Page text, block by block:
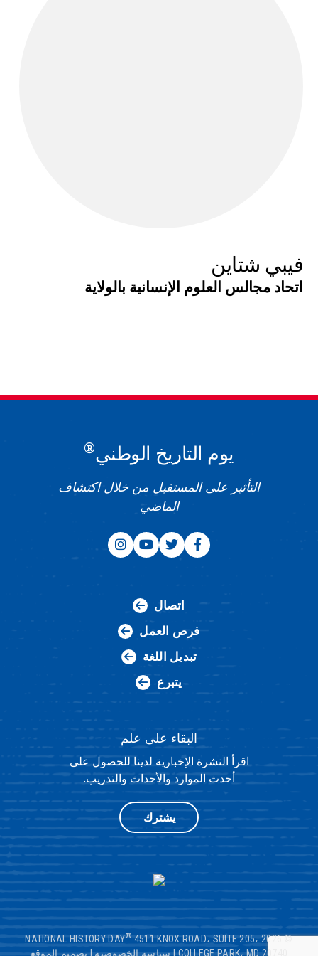
فيبي شتاين
اتحاد مجالس العلوم الإنسانية بالولاية
يوم التاريخ الوطني®
التأثير على المستقبل من خلال اكتشاف
الماضي
اتصال
فرص العمل
تبديل اللغة
يتبرع
البقاء على علم
اقرأ النشرة الإخبارية لدينا للحصول على
أحدث الموارد والأحداث والتدريب.
يشترك
© 2026 NATIONAL HISTORY DAY
® 4511 KNOX ROAD، SUITE 205،
COLLEGE PARK، MD 20740|سياسة الخصوصية|تصميم الموقع